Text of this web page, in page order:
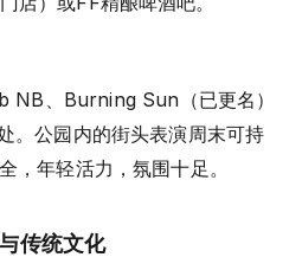
、Burning Sun（已更名）
。公园内的街头表演周末可持
，年轻活力，氛围十足。
传统文化